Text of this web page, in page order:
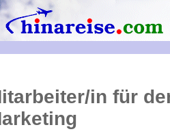
in für